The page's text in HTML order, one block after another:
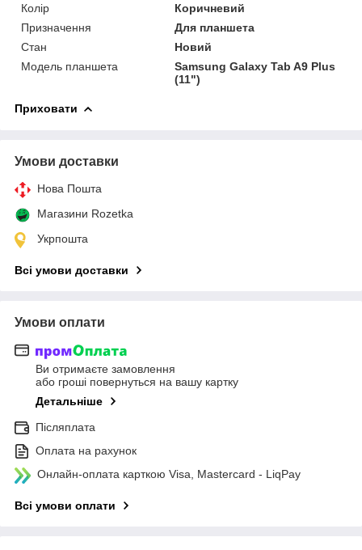
Колір
Коричневий
Призначення
Для планшета
Стан
Новий
Модель планшета
Samsung Galaxy Tab A9 Plus
(11")
Приховати
Умови доставки
Нова Пошта
Магазини Rozetka
Укрпошта
Всі умови доставки
Умови оплати
Ви отримаєте замовлення
або гроші повернуться на вашу картку
Детальніше
Післяплата
Оплата на рахунок
Онлайн-оплата карткою Visa, Mastercard - LiqPay
Всі умови оплати